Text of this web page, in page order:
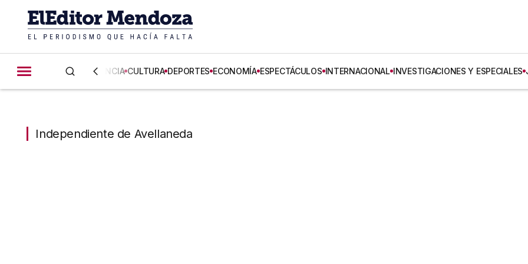
CIENCIA CULTURA DEPORTES ECONOMÍA ESPECTÁCULOS INTERNACIONAL INVESTIGACIONES Y ESPECIALES
Independiente de Avellaneda